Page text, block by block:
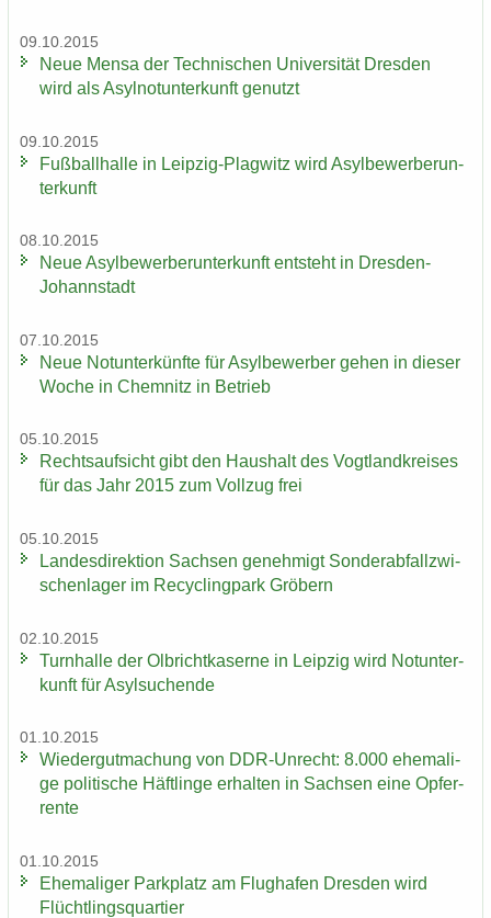
09.10.2015
Neue Mensa der Tech­ni­schen Uni­ver­si­tät Dres­den
wird als Asyl­not­un­ter­kunft ge­nutzt
09.10.2015
Fuß­ball­hal­le in Leipzig-​Plagwitz wird Asyl­be­wer­ber­un­
ter­kunft
08.10.2015
Neue Asyl­be­wer­ber­un­ter­kunft ent­steht in Dresden-​
Johannstadt
07.10.2015
Neue Not­un­ter­künf­te für Asyl­be­wer­ber gehen in die­ser
Woche in Chem­nitz in Be­trieb
05.10.2015
Rechts­auf­sicht gibt den Haus­halt des Vogt­land­krei­ses
für das Jahr 2015 zum Voll­zug frei
05.10.2015
Lan­des­di­rek­ti­on Sach­sen ge­neh­migt Son­der­ab­fall­zwi­
schen­la­ger im Re­cy­cling­park Grö­bern
02.10.2015
Turn­hal­le der Ol­bricht­ka­ser­ne in Leip­zig wird Not­un­ter­
kunft für Asyl­su­chen­de
01.10.2015
Wie­der­gut­ma­chung von DDR-​Unrecht: 8.000 ehe­ma­li­
ge po­li­ti­sche Häft­lin­ge er­hal­ten in Sach­sen eine Op­fer­
ren­te
01.10.2015
Ehe­ma­li­ger Park­platz am Flug­ha­fen Dres­den wird
Flücht­lings­quar­tier